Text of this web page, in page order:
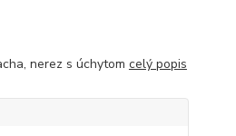
nerez s úchytom celý popis